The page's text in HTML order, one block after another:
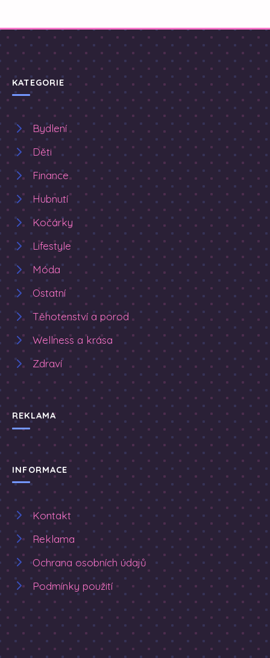
KATEGORIE
Bydlení
Děti
Finance
Hubnutí
Kočárky
Lifestyle
Móda
Ostatní
Těhotenství a porod
Wellness a krása
Zdraví
REKLAMA
INFORMACE
Kontakt
Reklama
Ochrana osobních údajů
Podmínky použití